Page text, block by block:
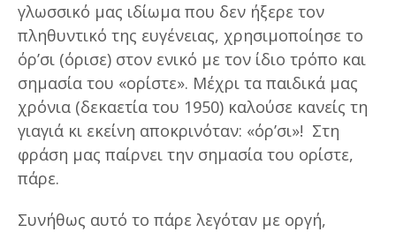
γλωσσικό μας ιδίωμα που δεν ήξερε τον
πληθυντικό της ευγένειας, χρησιμοποίησε το
όρ’σι (όρισε) στον ενικό με τον ίδιο τρόπο και
σημασία του «ορίστε». Μέχρι τα παιδικά μας
χρόνια (δεκαετία του 1950) καλούσε κανείς τη
γιαγιά κι εκείνη αποκρινόταν: «όρ’σι»! Στη
φράση μας παίρνει την σημασία του ορίστε,
πάρε.
Συνήθως αυτό το πάρε λεγόταν με οργή,